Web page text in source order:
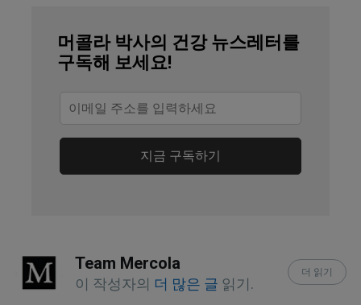
Noisy Tummy: What Does it Mean?
International Journal of Peptides,
Volume 2010 (2010), Article ID 820794,
ISME Journal 2012 Aug;6(8):1469-79
머콜라 박사의 건강 뉴스레터를
구독해 보세요!
지금 구독하기
Team Mercola
이 작성자의 더 많은 글 읽기.
더 읽기